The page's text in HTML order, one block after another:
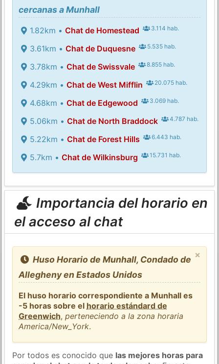
cercanas a Munhall
1.82km • Chat de Homestead 3.114 hab.
3.61km • Chat de Duquesne 5.535 hab.
3.78km • Chat de Swissvale 8.855 hab.
4.29km • Chat de West Mifflin 20.075 hab.
4.68km • Chat de Edgewood 3.069 hab.
5.06km • Chat de North Braddock 4.787 hab.
5.22km • Chat de Forest Hills 6.443 hab.
5.7km • Chat de Wilkinsburg 15.731 hab.
Importancia del horario en
el acceso al chat
×
Huso Horario de Munhall, Condado de
Allegheny en Estados Unidos
El huso horario correspondiente a Munhall es
-5 horas sobre el horario estándard de
Greenwich,perteneciendo a la zona horaria
America/New_York.
Por todos es conocido que las mejores horas para